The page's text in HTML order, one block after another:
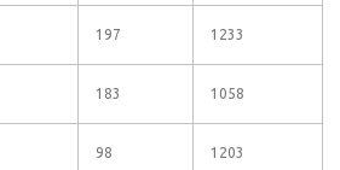
197 1233
183 1058
98 1203